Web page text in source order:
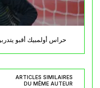
حراس أولمبيك أقبو
ARTICLES SIMILAIRES
DU MÊME AUTEUR